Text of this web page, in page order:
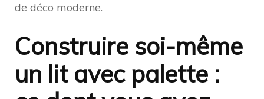
de déco moderne.
Construire soi-même
un lit avec palette :